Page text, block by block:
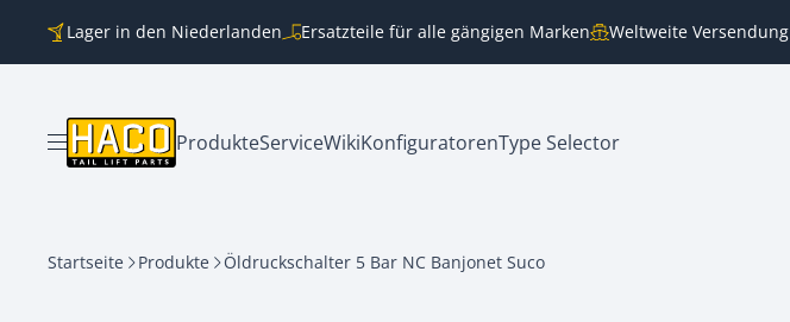
Lager in den Niederlanden Ersatzteile für alle gängigen Marken Weltweite Versendung
Menü öffnen
ProdukteServiceWikiKonfiguratorenType Selector
Startseite Produkte Öldruckschalter 5 Bar NC Banjonet Suco